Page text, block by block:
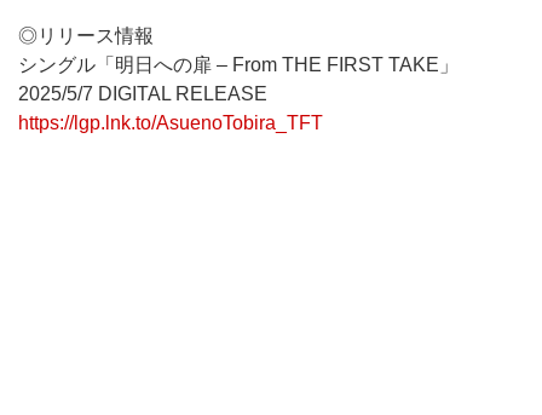
◎リリース情報
シングル「明日への扉 – From THE FIRST TAKE」
2025/5/7 DIGITAL RELEASE
https://lgp.lnk.to/AsuenoTobira_TFT